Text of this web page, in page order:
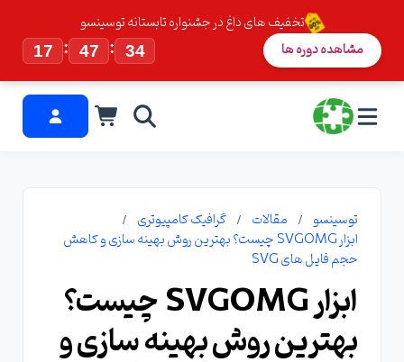
تخفیف های داغ در جشنواره تابستانه توسینسو
17
: 47 : 33 مشاهده دوره ها
توسینسو مقالات
گرافیک کامپیوتری
ابزار SVGOMG چیست؟ بهترین روش بهینه سازی و کاهش
حجم فایل های SVG
ابزار SVGOMG چیست؟
بهترین روش بهینه سازی و